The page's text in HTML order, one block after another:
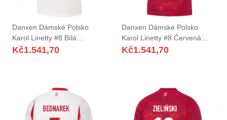
Danxen Dámské Polsko
Karol Linetty #8 Bílá
Červená Šedá Domů
Kč1.541,70
Danxen Dámské Polsko
Karol Linetty #8 Červená
Bílá Daleko Hráčské Dresy
Kč1.541,70